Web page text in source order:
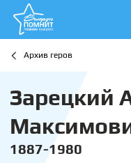
Архив геров
Зарецкий
1887-1980